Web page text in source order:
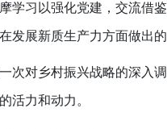
学习以强化党建，交流借
发展新质生产力方面做出
次对乡村振兴战略的深入
活力和动力。